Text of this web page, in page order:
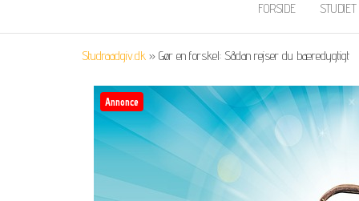
FORSIDE STUDIET
Studraadgiv.dk » Gør en forskel: Sådan rejser du bæredygtigt
Annonce